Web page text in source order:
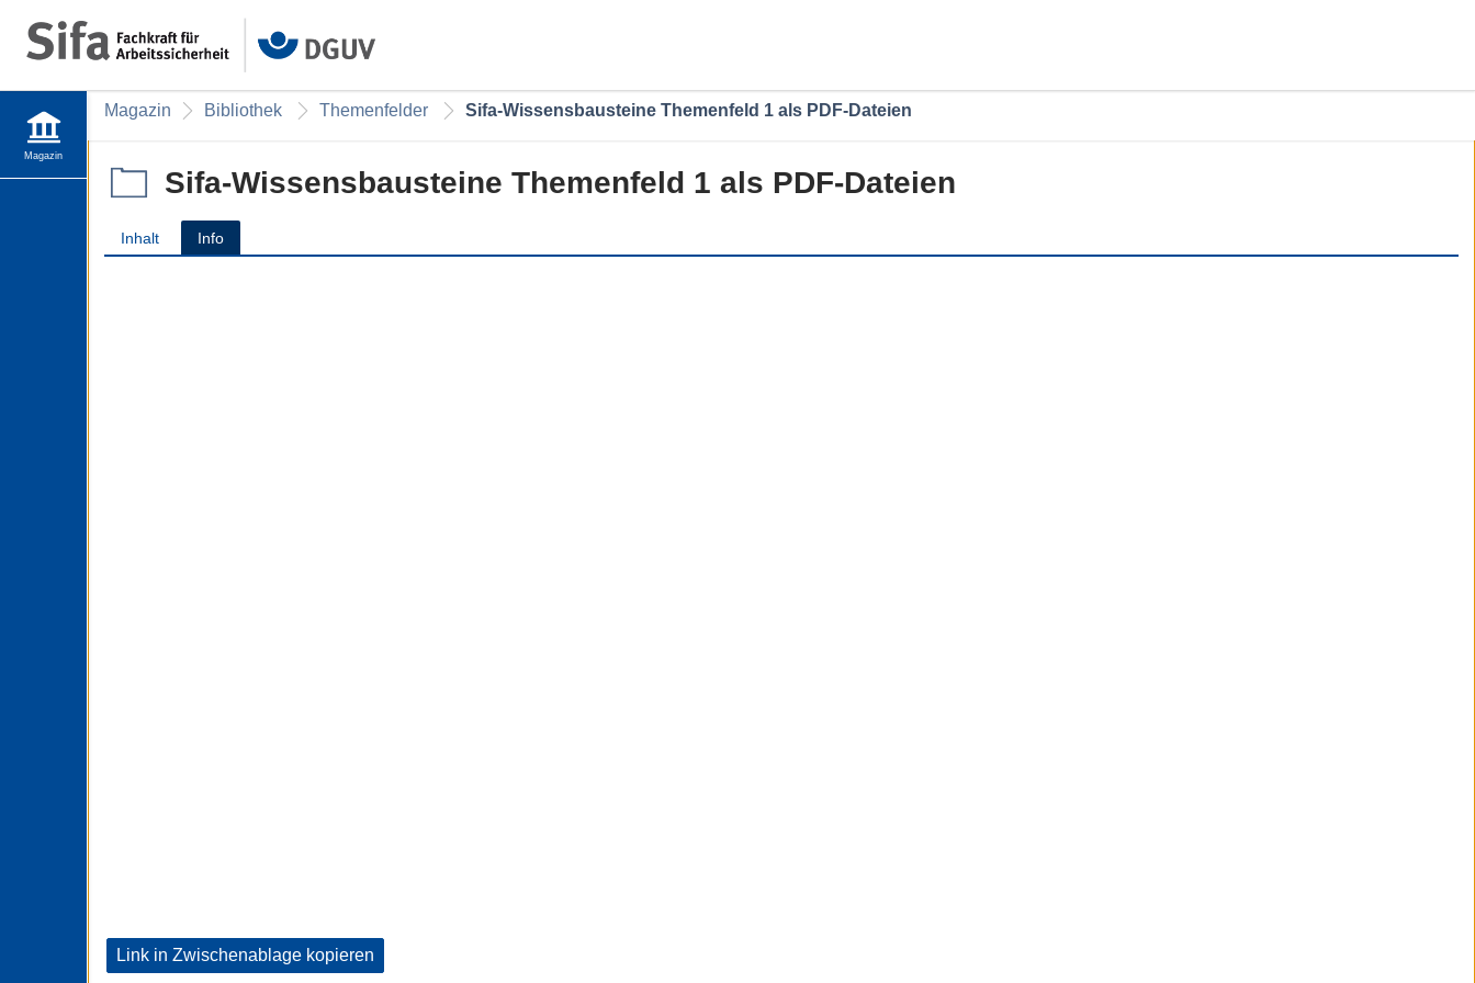
Magazin
Sifa-Wissensbausteine Themenfeld 1 als PDF-Dateien
Themenfelder
Bibliothek
Magazin
Sifa-Wissensbausteine Themenfeld 1 als PDF-Dateien
Inhalt Info
Link in Zwischenablage kopieren